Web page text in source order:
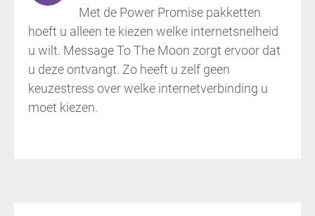
Met de Power Promise pakketten
hoeft u alleen te kiezen welke internetsnelheid
u wilt. Message To The Moon zorgt ervoor dat
u deze ontvangt. Zo heeft u zelf geen
keuzestress over welke internetverbinding u
moet kiezen.